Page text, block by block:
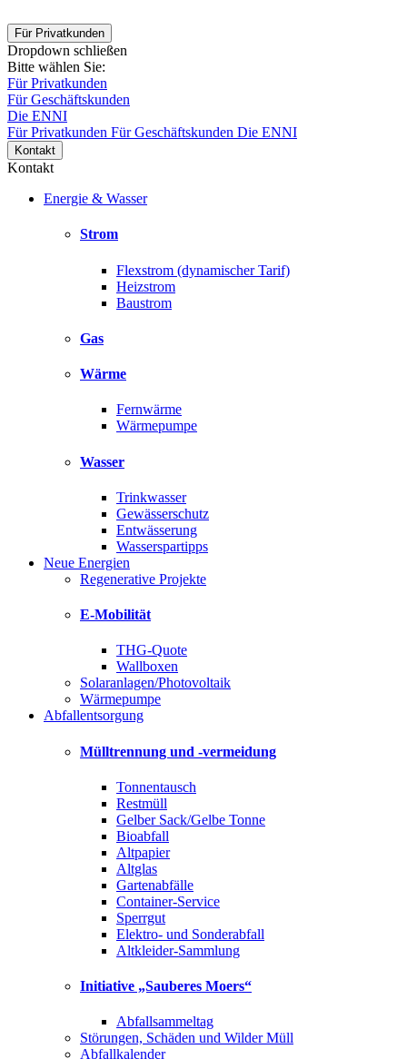
Für Privatkunden
Dropdown schließen
Bitte wählen Sie:
Für Privatkunden
Für Geschäftskunden
Die ENNI
Für Privatkunden Für Geschäftskunden Die ENNI
Kontakt
Kontakt
Energie & Wasser
Strom
Flexstrom (dynamischer Tarif)
Heizstrom
Baustrom
Gas
Wärme
Fernwärme
Wärmepumpe
Wasser
Trinkwasser
Gewässerschutz
Entwässerung
Wasserspartipps
Neue Energien
Regenerative Projekte
E-Mobilität
THG-Quote
Wallboxen
Solaranlagen/Photovoltaik
Wärmepumpe
Abfallentsorgung
Mülltrennung und -vermeidung
Tonnentausch
Restmüll
Gelber Sack/Gelbe Tonne
Bioabfall
Altpapier
Altglas
Gartenabfälle
Container-Service
Sperrgut
Elektro- und Sonderabfall
Altkleider-Sammlung
Initiative „Sauberes Moers“
Abfallsammeltag
Störungen, Schäden und Wilder Müll
Abfallkalender